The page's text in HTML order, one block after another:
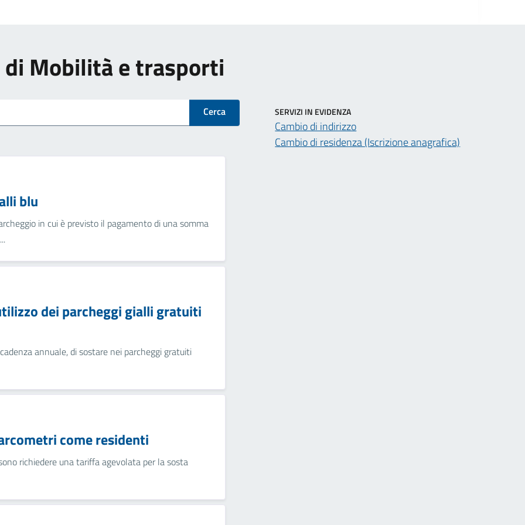
Mobilità e trasporti
Cerca
blu
in cui è previsto il pagamento di una somma
dei parcheggi gialli gratuiti
annuale, di sostare nei parcheggi gratuiti
come residenti
richiedere una tariffa agevolata per la sosta
SERVIZI IN EVIDENZA
Cambio di indirizzo
Cambio di residenza (Iscrizione anagrafica)